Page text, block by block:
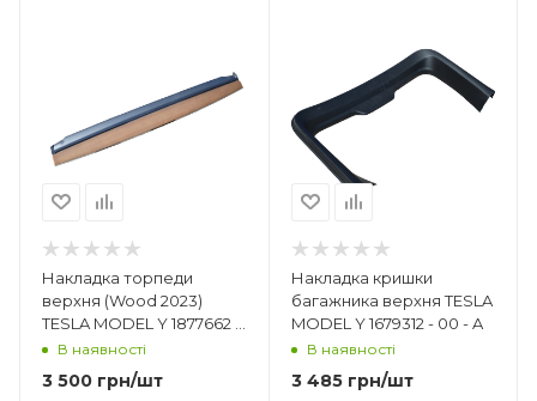
Накладка торпеди
верхня (Wood 2023)
TESLA MODEL Y 1877662 -
00 - A
В наявності
3 500 грн/шт
Накладка кришки
багажника верхня TESLA
MODEL Y 1679312 - 00 - A
В наявності
3 485грн/шт